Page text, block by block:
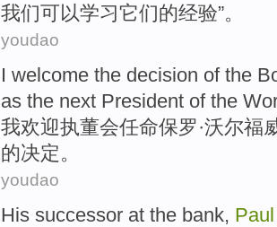
我们可以学习 它们的经验”。
youdao
I welcome the decision of the
as the next President ofthe
我欢迎执董会任命保罗·沃尔福
的决定。
youdao
His successor at the bank, Paul